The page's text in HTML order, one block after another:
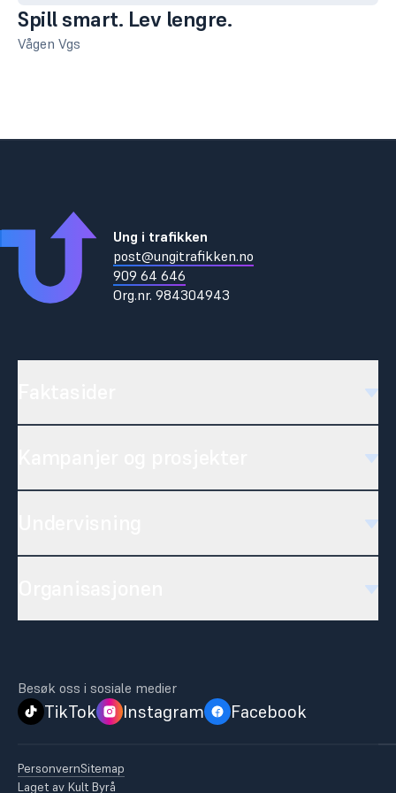
Spill smart. Lev lengre.
Vågen Vgs
Ung i trafikken
post@ungitrafikken.no
909 64 646
Org.nr.984304943
Besøk oss i sosiale medier
TikTok Instagram Facebook
PersonvernSitemap
Laget av Kult Byrå